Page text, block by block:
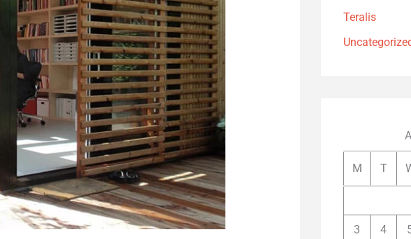
Teralis
M T
3 4